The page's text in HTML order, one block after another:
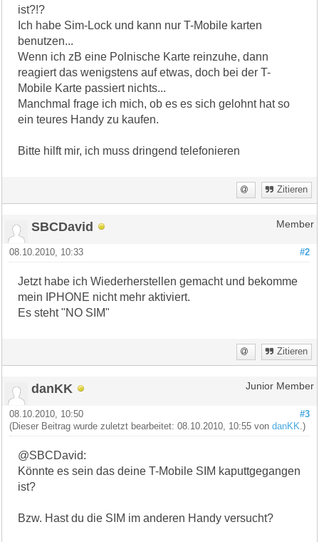
ist?!?
Ich habe Sim-Lock und kann nur T-Mobile karten
benutzen...
Wenn ich zB eine Polnische Karte reinzuhe, dann
reagiert das wenigstens auf etwas, doch bei der T-
Mobile Karte passiert nichts...
Manchmal frage ich mich, ob es es sich gelohnt hat so
ein teures Handy zu kaufen.
Bitte hilft mir, ich muss dringend telefonieren
Zitieren
SBCDavid Member
#2
08.10.2010, 10:33
Jetzt habe ich Wiederherstellen gemacht und bekomme
mein IPHONE nicht mehr aktiviert.
Es steht "NO SIM"
Zitieren
danKK Junior Member
#3
08.10.2010, 10:50
(Dieser Beitrag wurde zuletzt bearbeitet: 08.10.2010, 10:55 vondanKK .)
@SBCDavid:
Könnte es sein das deine T-Mobile SIM kaputtgegangen
ist?
Bzw. Hast du die SIM im anderen Handy versucht?